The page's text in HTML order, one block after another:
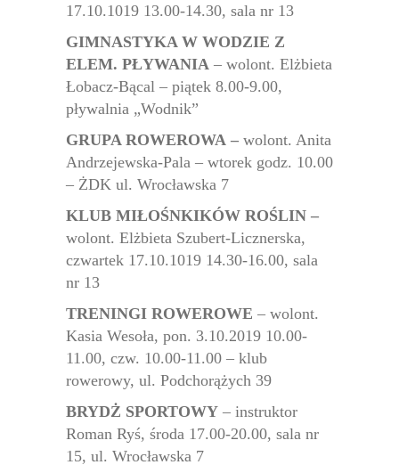
17.10.1019 13.00-14.30, sala nr 13
GIMNASTYKA W WODZIE Z
ELEM. PŁYWANIA – wolont. Elżbieta
Łobacz-Bącal – piątek 8.00-9.00,
pływalnia „Wodnik”
GRUPA ROWEROWA – wolont. Anita
Andrzejewska-Pala – wtorek godz. 10.00
– ŻDK ul. Wrocławska 7
KLUB MIŁOŚNKIKÓW ROŚLIN –
wolont. Elżbieta Szubert-Licznerska,
czwartek 17.10.1019 14.30-16.00, sala
nr 13
TRENINGI ROWEROWE – wolont.
Kasia Wesoła, pon. 3.10.2019 10.00-
11.00, czw. 10.00-11.00 – klub
rowerowy, ul. Podchorążych 39
BRYDŻ SPORTOWY – instruktor
Roman Ryś, środa 17.00-20.00, sala nr
15, ul. Wrocławska 7